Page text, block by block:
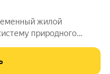
жилой
природного
от центра одного из